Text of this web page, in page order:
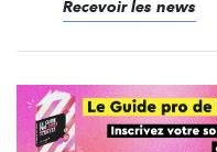
Recevoir les news